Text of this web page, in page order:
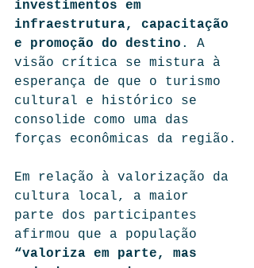
investimentos em
infraestrutura, capacitação
e promoção do destino . A
visão crítica se mistura à
esperança de que o turismo
cultural e histórico se
consolide como uma das
forças econômicas da região.
Em relação à valorização da
cultura local, a maior
parte dos participantes
afirmou que a população
“valoriza em parte, mas